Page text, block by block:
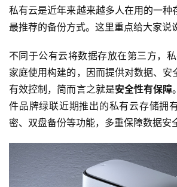
每
日
好
诗
私有云是近年来越来越多人在用的一种
最推荐的备份方式。这里重点给大家说
不同于公有云将数据存放在第三方，
家庭使用构建的，因而提供对数据、安
有效控制，简而言之就是安全性有保障
件品牌绿联近期推出的私有云存储拥
密、双盘备份等功能，多重保障数据安